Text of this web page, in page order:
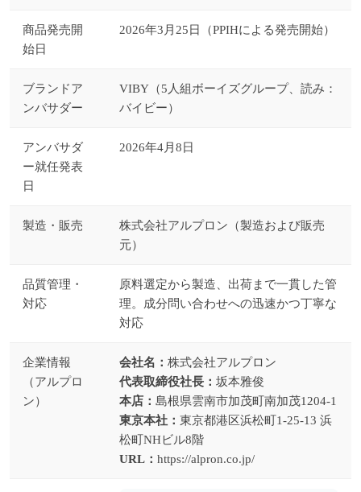
商品発売開
始日
2026年3月25日（PPIHによる発売開始）
ブランドア
ンバサダー
VIBY（5人組ボーイズグループ、読み：
バイビー）
アンバサダ
ー就任発表
日
2026年4月8日
製造・販売
株式会社アルプロン（製造および販売
元）
品質管理・
対応
原料選定から製造、出荷まで一貫した管
理。成分問い合わせへの迅速かつ丁寧な
対応
企業情報
（アルプロ
ン）
会社名： 株式会社アルプロン
代表取締役社長： 坂本雅俊
本店： 島根県雲南市加茂町南加茂1204-1
東京本社： 東京都港区浜松町1-25-13 浜
松町NHビル8階
URL： https://alpron.co.jp/